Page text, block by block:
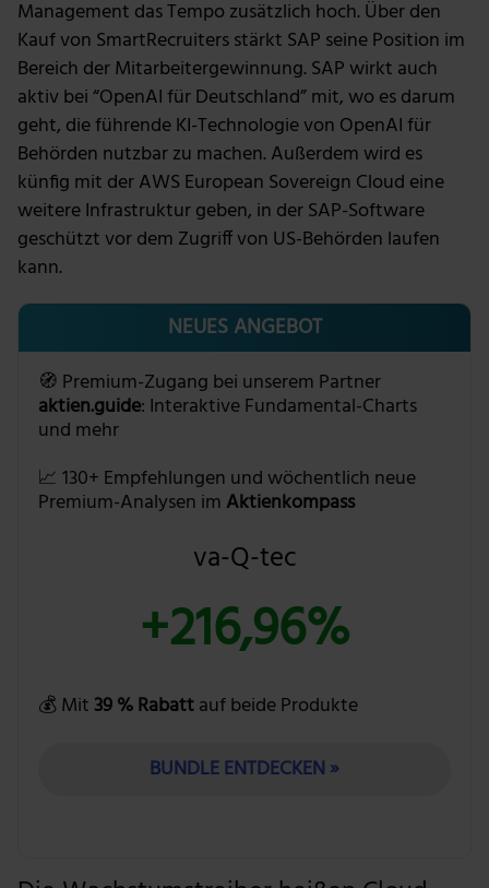
Management das Tempo zusätzlich hoch. Über den
Kauf von SmartRecruiters stärkt SAP seine Position im
Bereich der Mitarbeitergewinnung. SAP wirkt auch
aktiv bei “OpenAI für Deutschland” mit, wo es darum
geht, die führende KI-Technologie von OpenAI für
Behörden nutzbar zu machen. Außerdem wird es
künfig mit der AWS European Sovereign Cloud eine
weitere Infrastruktur geben, in der SAP-Software
geschützt vor dem Zugriff von US-Behörden laufen
kann.
NEUES ANGEBOT
🧭 Premium-Zugang bei unserem Partner
aktien.guide: Interaktive Fundamental-Charts
und mehr
📈 130+ Empfehlungen und wöchentlich neue
Premium-Analysen im Aktienkompass
va-Q-tec
+216,96%
💰 Mit 39 % Rabattauf beide Produkte
BUNDLE ENTDECKEN »